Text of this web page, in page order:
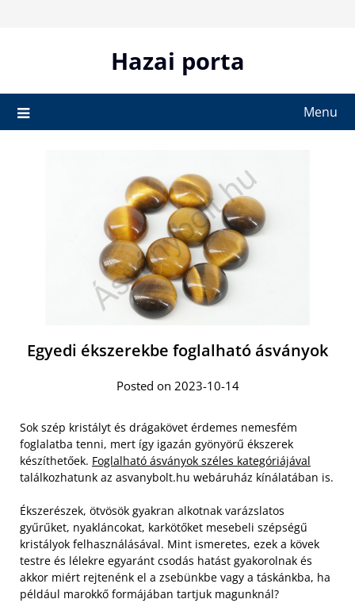
Hazai porta
Menu
Egyedi ékszerekbe foglalható ásványok
Posted on 2023-10-14
Sok szép kristályt és drágakövet érdemes nemesfém
foglalatba tenni, mert így igazán gyönyörű ékszerek
készíthetőek. Foglalható ásványok széles kategóriájával
találkozhatunk az asvanybolt.hu webáruház kínálatában is.
Ékszerészek, ötvösök gyakran alkotnak varázslatos
gyűrűket, nyakláncokat, karkötőket mesebeli szépségű
kristályok felhasználásával. Mint ismeretes, ezek a kövek
testre és lélekre egyaránt csodás hatást gyakorolnak és
akkor miért rejtenénk el a zsebünkbe vagy a táskánkba, ha
például marokkő formájában tartjuk magunknál?